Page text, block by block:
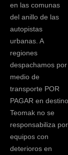
en las comunas
del anillo de las
autopistas
urbanas. A
regiones
despachamos por
medio de
transporte POR
PAGAR en destino.
Teomak no se
responsabiliza por
equipos con
deterioros en